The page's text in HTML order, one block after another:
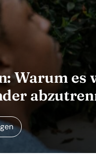
Warum